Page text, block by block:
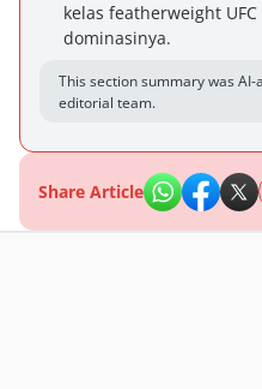
kelas featherweight
dominasinya.
This section summary was
editorial team.
Share Article